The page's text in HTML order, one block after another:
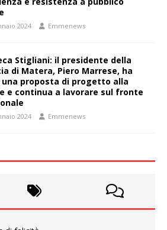
2024 Emmenews
Stigliani: il presidente della
di Matera, Piero Marrese, ha
proposta di progetto alla
e continua a lavorare sul fronte
2024 Emmenews